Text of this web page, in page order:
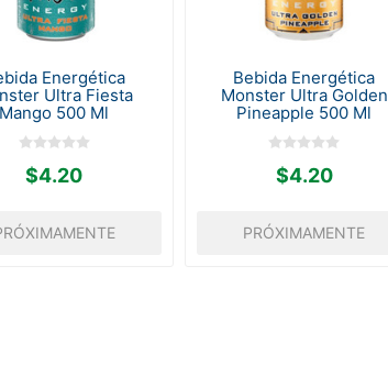
Energética
Ultra Fiesta
Mango 500 Ml
$4.20
Bebida Energética
Monster Ultra Golden
Pineapple 500 Ml
$4.20
PRÓXIMAMENTE